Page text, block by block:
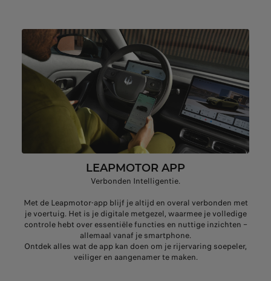
LEAPMOTOR APP
Verbonden Intelligentie.
Met de Leapmotor-app blijf je altijd en overal verbonden met
je voertuig. Het is je digitale metgezel, waarmee je volledige
controle hebt over essentiële functies en nuttige inzichten –
allemaal vanaf je smartphone.
Ontdek alles wat de app kan doen om je rijervaring soepeler,
veiliger en aangenamer te maken.